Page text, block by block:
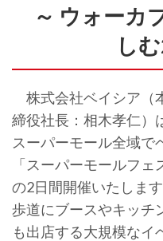
～ ウォーカ
し
株式会社ベイシア（
締役社長：相木孝仁）
スーパーモール全域で
「スーパーモールフ
の2日間開催いたしま
歩道にブースやキッチ
も出店する大規模なイ